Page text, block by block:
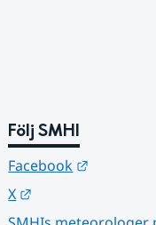
Följ SMHI
Facebook
X